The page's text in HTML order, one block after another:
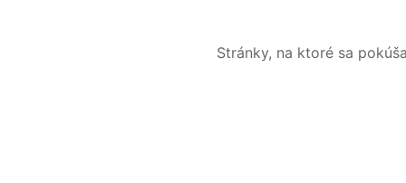
Stránky, na ktoré sa